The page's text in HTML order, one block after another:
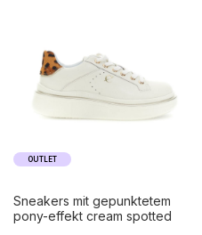
OUTLET
sneakers mit gepunktetem
pony-effekt cream spotted